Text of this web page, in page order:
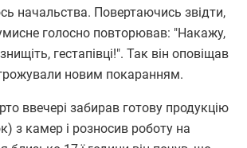
начальства. Повертаючись звідти,
голосно повторював: "Накажу,
гестапівці!". Так він оповіщав
новим покаранням.
ввечері забирав готову продукцію
з камер і розносив роботу на